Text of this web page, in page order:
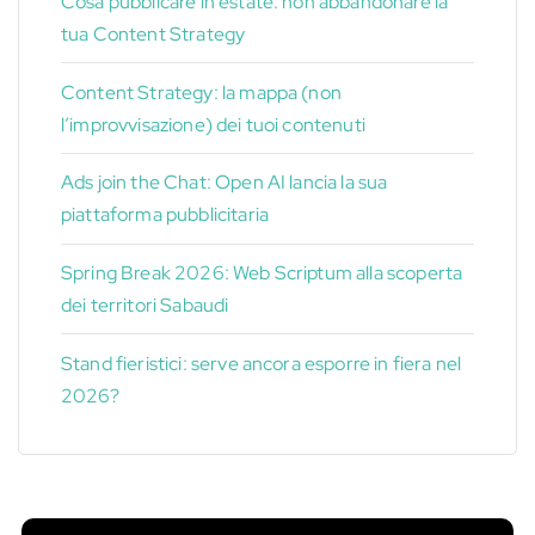
tua Content Strategy
Content Strategy: la mappa (non
l’improvvisazione) dei tuoi contenuti
Ads join the Chat: Open AI lancia la sua
piattaforma pubblicitaria
Spring Break 2026: Web Scriptum alla scoperta
dei territori Sabaudi
Stand fieristici: serve ancora esporre in fiera nel
2026?